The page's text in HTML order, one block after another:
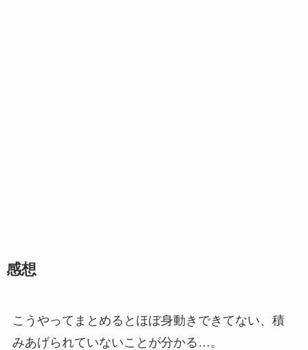
感想
こうやってまとめるとほぼ身動きできてない、積
みあげられていないことが分かる…。